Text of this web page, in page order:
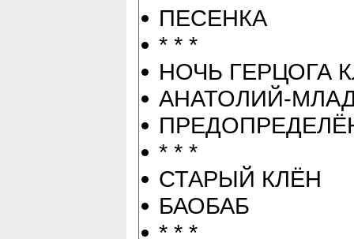
ПЕСЕНКА
* * *
НОЧЬ ГЕРЦОГА
АНАТОЛИЙ-
* * *
СТАРЫЙ КЛЁН
БАОБАБ
* * *